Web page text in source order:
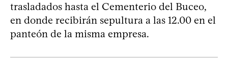
trasladados hasta el Cementerio del Buceo,
en donde recibirán sepultura a las 12.00 en el
panteón de la misma empresa.